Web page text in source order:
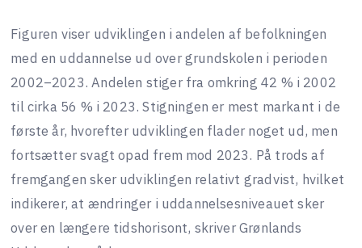
Figuren viser udviklingen i andelen af befolkningen
med en uddannelse ud over grundskolen i perioden
2002–2023. Andelen stiger fra omkring 42 % i 2002
til cirka 56 % i 2023. Stigningen er mest markant i de
første år, hvorefter udviklingen flader noget ud, men
fortsætter svagt opad frem mod 2023. På trods af
fremgangen sker udviklingen relativt gradvist, hvilket
indikerer, at ændringer i uddannelsesniveauet sker
over en længere tidshorisont, skriver Grønlands